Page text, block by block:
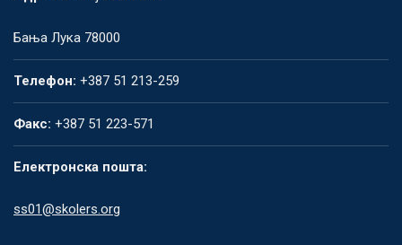
Бања Лука 78000
Телефон: +387 51 213-259
Факс: +387 51 223-571
Електронска пошта:
ss01@skolers.org